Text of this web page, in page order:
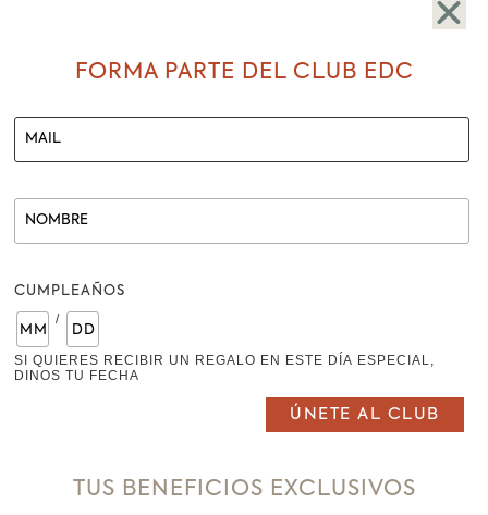
LOJA-ECUADOR
E MAIL : CONTACTO@ESTABLODELCUERO.COM.EC
FORMA PARTE DEL CLUB EDC
CUMPLEAÑOS
/
SI QUIERES RECIBIR UN REGALO EN ESTE DÍA ESPECIAL,
DINOS TU FECHA
TUS BENEFICIOS EXCLUSIVOS